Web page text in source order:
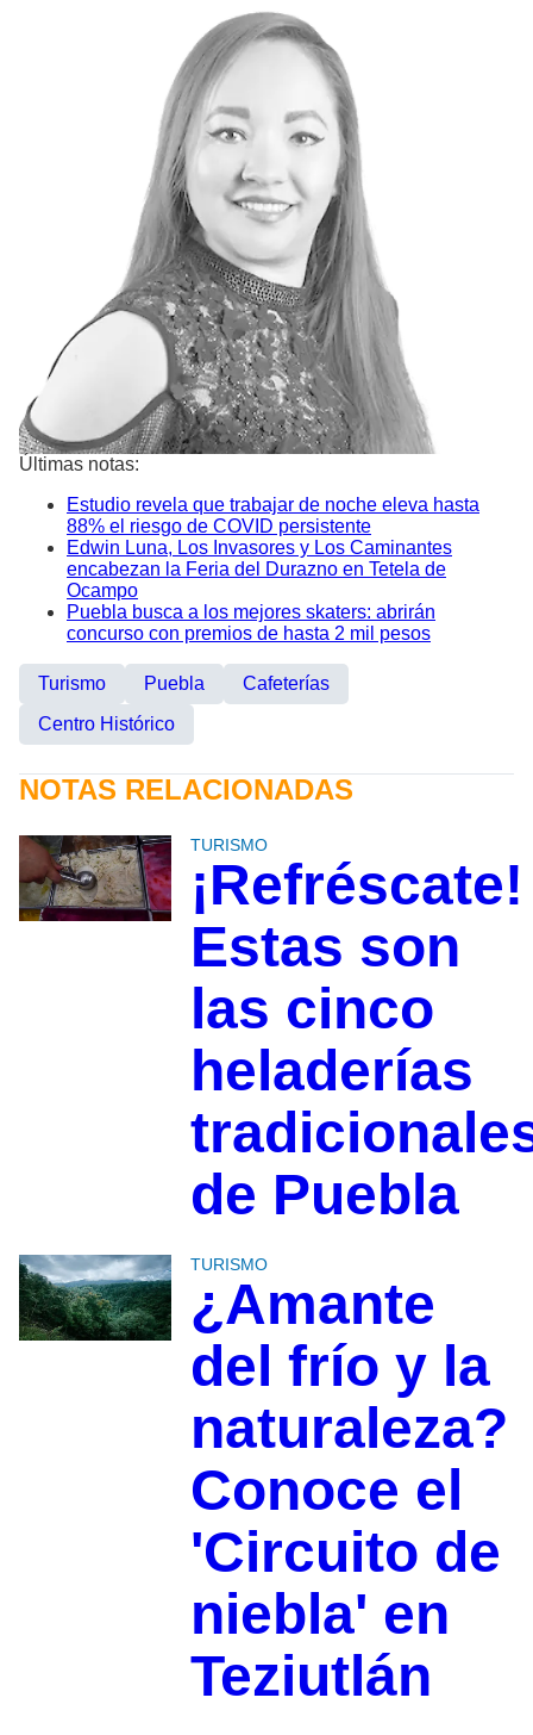
Últimas notas:
Estudio revela que trabajar de noche eleva hasta
88% el riesgo de COVID persistente
Edwin Luna, Los Invasores y Los Caminantes
encabezan la Feria del Durazno en Tetela de
Ocampo
Puebla busca a los mejores skaters: abrirán
concurso con premios de hasta 2 mil pesos
Turismo Puebla
Cafeterías
Centro Histórico
NOTAS RELACIONADAS
TURISMO
¡Refréscate!
Estas son
las cinco
heladerías
de Puebla
TURISMO
¿Amante
del frío y la
naturaleza?
Conoce el
'Circuito de
niebla' en
Teziutlán